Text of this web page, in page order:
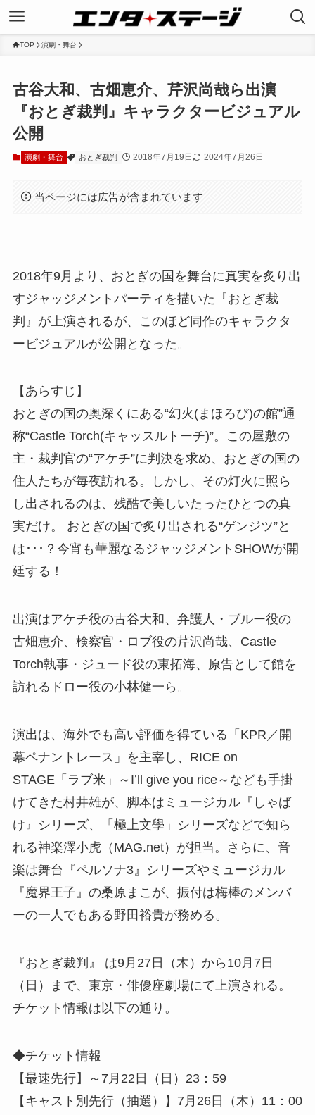
TOP 演劇・舞台
古谷大和、古畑恵介、芹沢尚哉ら出演
『おとぎ裁判』キャラクタービジュアル
公開
演劇・舞台 おとぎ裁判 2018年7月19日 2024年7月26日
当ページには広告が含まれています
2018年9月より、おとぎの国を舞台に真実を炙り出
すジャッジメントパーティを描いた『おとぎ裁
判』が上演されるが、このほど同作のキャラクタ
ービジュアルが公開となった。
【あらすじ】
おとぎの国の奥深くにある“幻火(まほろび)の館”通
称“Castle Torch(キャッスルトーチ)”。この屋敷の
主・裁判官の“アケチ”に判決を求め、おとぎの国の
住人たちが毎夜訪れる。しかし、その灯火に照ら
し出されるのは、残酷で美しいたったひとつの真
実だけ。 おとぎの国で炙り出される“ゲンジツ”と
は･･･？今宵も華麗なるジャッジメントSHOWが開
廷する！
出演はアケチ役の古谷大和、弁護人・ブルー役の
古畑恵介、検察官・ロブ役の芹沢尚哉、Castle
Torch執事・ジュード役の東拓海、原告として館を
訪れるドロー役の小林健一ら。
演出は、海外でも高い評価を得ている「KPR／開
幕ペナントレース」を主宰し、RICE on
STAGE「ラブ米」～I’ll give you rice～なども手掛
けてきた村井雄が、脚本はミュージカル『しゃば
け』シリーズ、「極上文學」シリーズなどで知ら
れる神楽澤小虎（MAG.net）が担当。さらに、音
楽は舞台『ペルソナ3』シリーズやミュージカル
『魔界王子』の桑原まこが、振付は梅棒のメンバ
ーの一人でもある野田裕貴が務める。
『おとぎ裁判』 は9月27日（木）から10月7日
（日）まで、東京・俳優座劇場にて上演される。
チケット情報は以下の通り。
◆チケット情報
【最速先行】～7月22日（日）23：59
【キャスト別先行（抽選）】7月26日（木）11：00